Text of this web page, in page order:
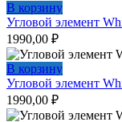
В корзину
Угловой элемент
1990,00 ₽
В корзину
Угловой элемент
1990,00 ₽